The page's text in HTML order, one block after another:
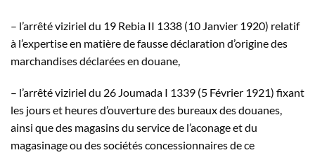
– l’arrêté viziriel du 19 Rebia II 1338 (10 Janvier 1920) relatif
à l’expertise en matière de fausse déclaration d’origine des
marchandises déclarées en douane,
– l’arrêté viziriel du 26 Joumada I 1339 (5 Février 1921) fixant
les jours et heures d’ouverture des bureaux des douanes,
ainsi que des magasins du service de l’aconage et du
magasinage ou des sociétés concessionnaires de ce